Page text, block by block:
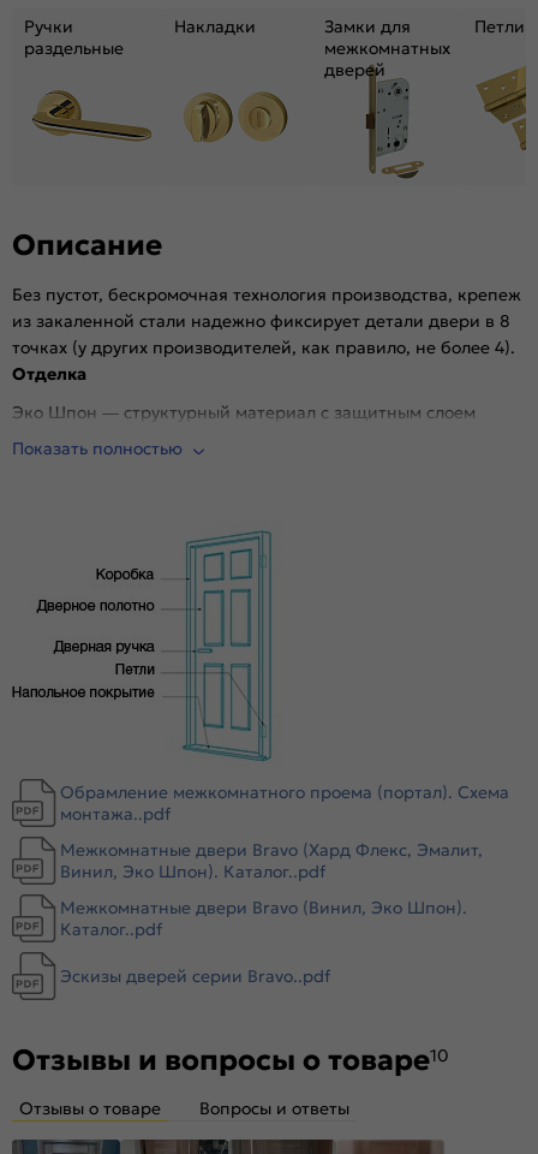
Гарантия (лет):
1.6
Материал:
Композитный мебельный щит на основе
высококачественного соснового бруса и MDF.
Ручки
раздельные
Накладки
Замки для
межкомнатных
дверей
Петли
Описание
Без пустот, бескромочная технология производства, крепеж
из закаленной стали надежно фиксирует детали двери в 8
точках (у других производителей, как правило, не более 4).
Отделка
Эко Шпон — структурный материал с защитным слоем
Overlay, отличается высокой стойкостью к истиранию и
Телескопические погонажные изделия для качественного
регулируемого монтажа. Дверная коробка с TPE-
уплотнителем для мягкого закрывания. Благодаря особой
форме уплотнителя отсутствует закусывание со стороны
петель.
Magic Fog — белое сатинированное. Дешевое стекло с
пескоструйной обработкой не используем.
Показать полностью
Обрамление межкомнатного проема (портал). Схема
монтажа..pdf
Межкомнатные двери Bravo (Хард Флекс, Эмалит,
Винил, Эко Шпон). Каталог..pdf
Межкомнатные двери Bravo (Винил, Эко Шпон).
Каталог..pdf
Эскизы дверей серии Bravo..pdf
Отзывы и вопросы о товаре10
Отзывы о товаре Вопросы и ответы